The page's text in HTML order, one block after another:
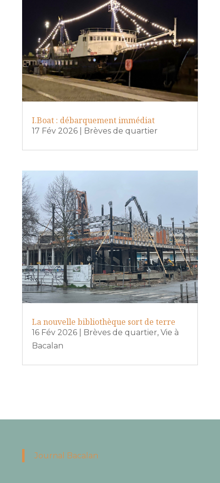
I.Boat : débarquement immédiat
17 Fév 2026| Brèves de quartier
La nouvelle bibliothèque sort de terre
16 Fév 2026| Brèves de quartier, Vie à
Bacalan
Journal Bacalan